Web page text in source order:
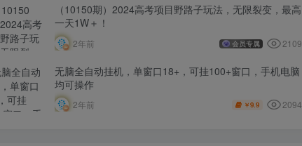
（10150期）2024高考项目野路子玩法，无限裂变，最高
一天1W＋！
2年前 会员专属 2109
无脑全自动挂机，单窗口18+，可挂100+窗口，手机电脑
均可操作
2年前 ￥9.9 2094